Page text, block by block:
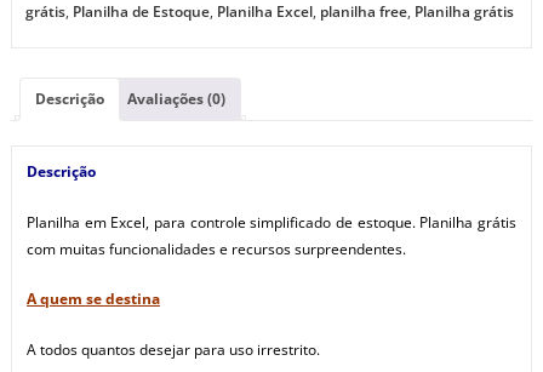
grátis, Planilha de Estoque, Planilha Excel, planilha free, Planilha grátis
Descrição Avaliações (0)
Descrição
Planilha em Excel, para controle simplificado de estoque. Planilha grátis
com muitas funcionalidades e recursos surpreendentes.
A quem se destina
A todos quantos desejar para uso irrestrito.